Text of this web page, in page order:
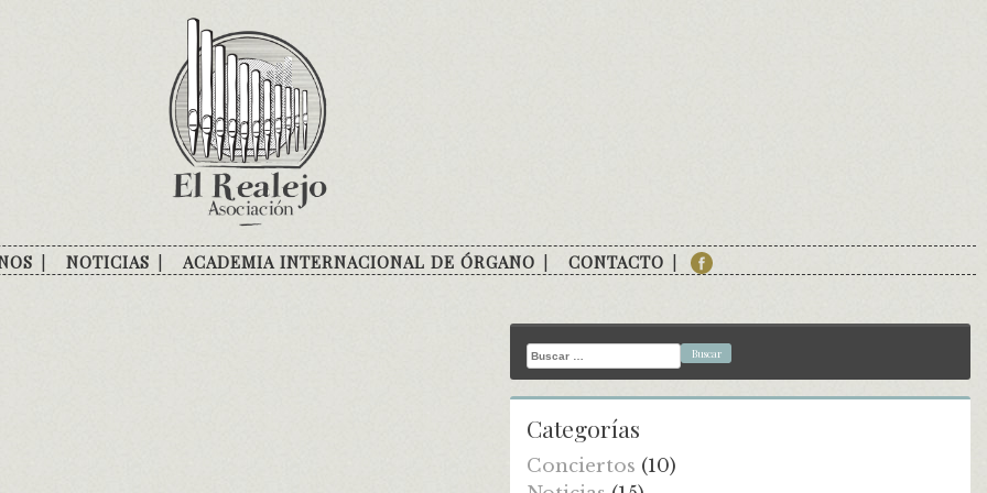
NOTICIAS ACADEMIA INTERNACIONAL DE ÓRGANO CONTACTO
Buscar:
Categorías
Conciertos (10)